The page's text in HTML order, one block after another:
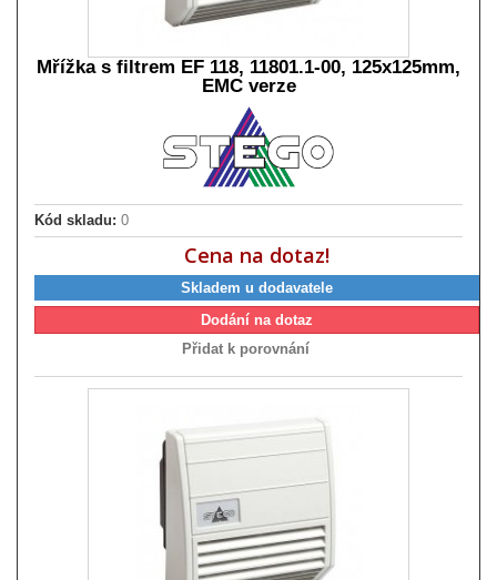
Mřížka s filtrem EF 118, 11801.1-00, 125x125mm,
EMC verze
Kód skladu: 0
Cena na dotaz!
Skladem u dodavatele
Dodání na dotaz
Přidat k porovnání